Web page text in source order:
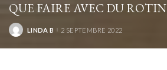
QUE FAIRE AVEC DU ROTIN
POSTED
LINDA B 2 SEPTEMBRE 2022